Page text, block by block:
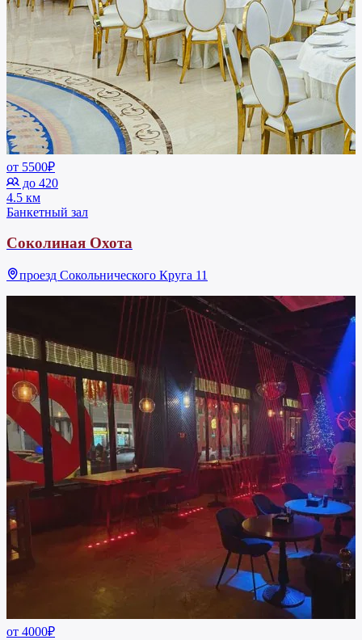
от 5500₽
до 420
4.5 км
Банкетный зал
Соколиная Охота
проезд Сокольнического Круга 11
от 4000₽